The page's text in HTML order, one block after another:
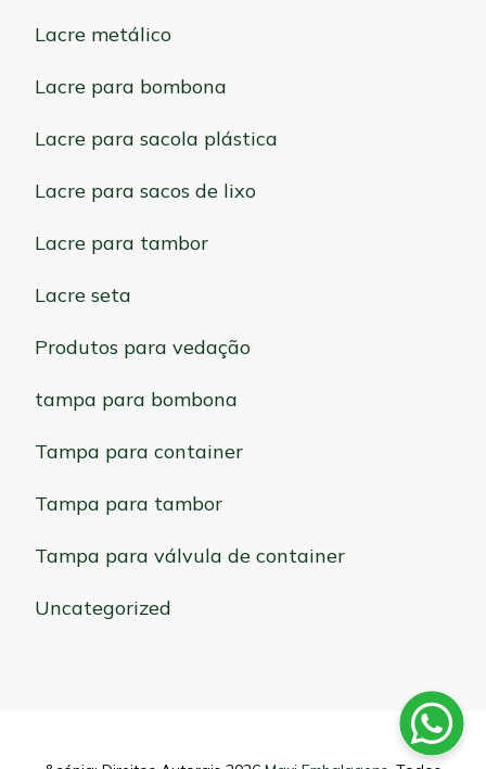
Lacre metálico
Lacre para bombona
Lacre para sacola plástica
Lacre para sacos de lixo
Lacre para tambor
Lacre seta
Produtos para vedação
tampa para bombona
Tampa para container
Tampa para tambor
Tampa para válvula de container
Uncategorized